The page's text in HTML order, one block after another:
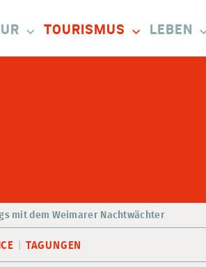
TOURISMUS LEBEN
mit dem Weimarer Nachtwächter
TAGUNGEN